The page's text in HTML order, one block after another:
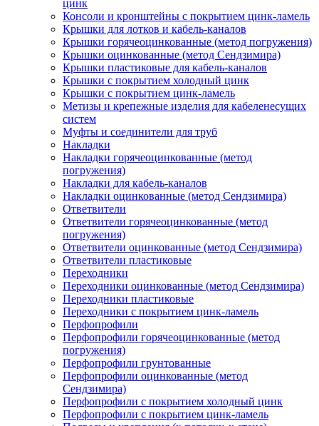
цинк
Консоли и кронштейны с покрытием цинк-ламель
Крышки для лотков и кабель-каналов
Крышки горячеоцинкованные (метод погружения)
Крышки оцинкованные (метод Сендзимира)
Крышки пластиковые для кабель-каналов
Крышки с покрытием холодный цинк
Крышки с покрытием цинк-ламель
Метизы и крепежные изделия для кабеленесущих
систем
Муфты и соединители для труб
Накладки
Накладки горячеоцинкованные (метод
погружения)
Накладки для кабель-каналов
Накладки оцинкованные (метод Сендзимира)
Ответвители
Ответвители горячеоцинкованные (метод
погружения)
Ответвители оцинкованные (метод Сендзимира)
Ответвители пластиковые
Переходники
Переходники оцинкованные (метод Сендзимира)
Переходники пластиковые
Переходники с покрытием цинк-ламель
Перфопрофили
Перфопрофили горячеоцинкованные (метод
погружения)
Перфопрофили грунтованные
Перфопрофили оцинкованные (метод
Сендзимира)
Перфопрофили с покрытием холодный цинк
Перфопрофили с покрытием цинк-ламель